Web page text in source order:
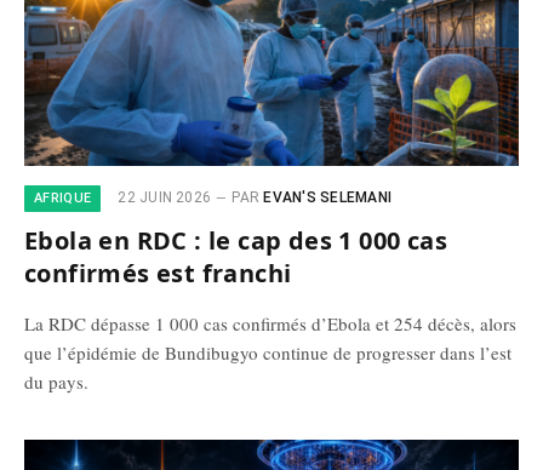
AFRIQUE 22 JUIN 2026 PAR EVAN'S SELEMANI
Ebola en RDC : le cap des 1 000 cas
confirmés est franchi
La RDC dépasse 1 000 cas confirmés d’Ebola et 254 décès, alors
que l’épidémie de Bundibugyo continue de progresser dans l’est
du pays.